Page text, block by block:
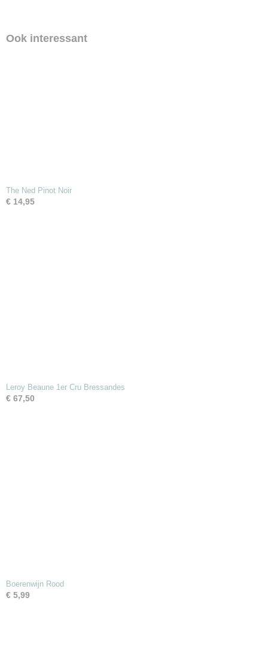
Ook interessant
The Ned Pinot Noir
€ 14,95
Leroy Beaune 1er Cru Bressandes
€ 67,50
Boerenwijn Rood
€ 5,99